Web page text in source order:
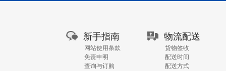
新手指南
网站使用条款
免责申明
查询与订购
物流配送
货物签收
配送时间
配送方式